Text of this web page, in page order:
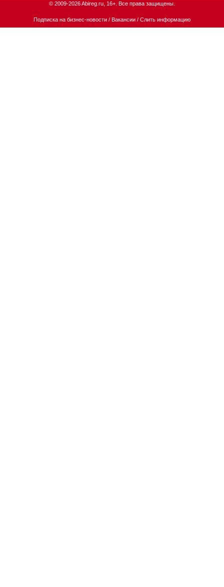
© 2009-2026 Abireg.ru, 16+. Все права защищены.
Подписка на бизнес-новости / Вакансии / Слить информацию